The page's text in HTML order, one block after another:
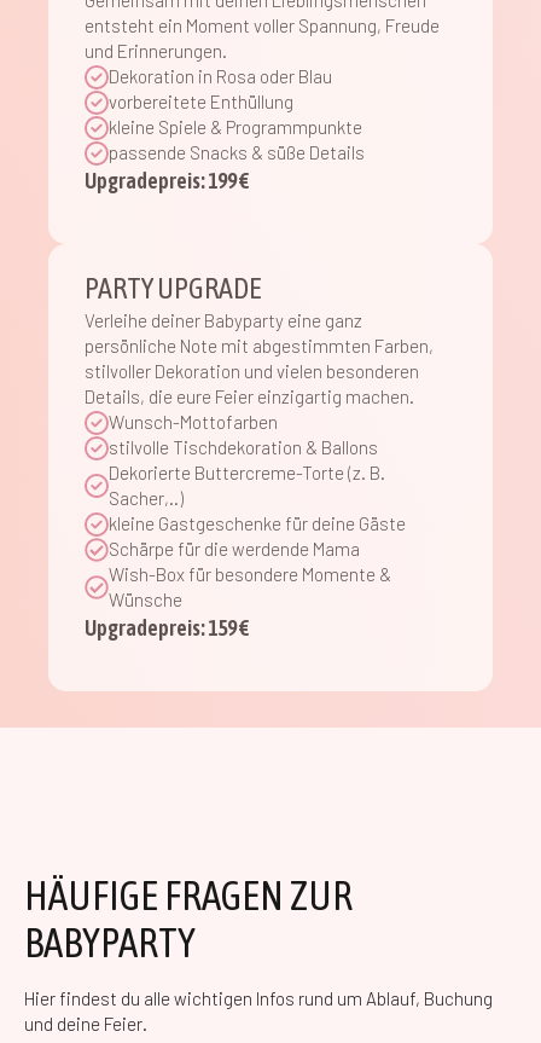
entsteht ein Moment voller Spannung, Freude
und Erinnerungen.
Dekoration in Rosa oder Blau
vorbereitete Enthüllung
kleine Spiele & Programmpunkte
passende Snacks & süße Details
Upgradepreis: 199 €
PARTY UPGRADE
Verleihe deiner Babyparty eine ganz
persönliche Note mit abgestimmten Farben,
stilvoller Dekoration und vielen besonderen
Details, die eure Feier einzigartig machen.
Wunsch-Mottofarben
stilvolle Tischdekoration & Ballons
Dekorierte Buttercreme-Torte (z. B.
Sacher,..)
kleine Gastgeschenke für deine Gäste
Schärpe für die werdende Mama
Wish-Box für besondere Momente &
Wünsche
Upgradepreis: 159 €
HÄUFIGE FRAGEN ZUR
BABYPARTY
Hier findest du alle wichtigen Infos rund um Ablauf, Buchung
und deine Feier.